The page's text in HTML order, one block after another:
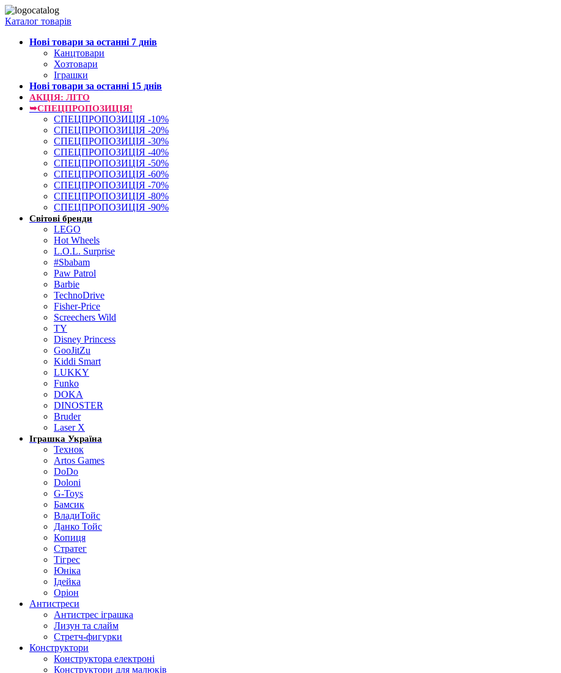
Каталог товарів
Нові товари за останнi 7 днiв
Канцтовари
Хозтовари
Іграшки
Нові товари за останнi 15 днiв
АКЦІЯ: ЛІТО
➥СПЕЦПРОПОЗИЦІЯ!
СПЕЦПРОПОЗИЦІЯ -10%
СПЕЦПРОПОЗИЦІЯ -20%
СПЕЦПРОПОЗИЦІЯ -30%
СПЕЦПРОПОЗИЦІЯ -40%
СПЕЦПРОПОЗИЦІЯ -50%
СПЕЦПРОПОЗИЦІЯ -60%
СПЕЦПРОПОЗИЦІЯ -70%
СПЕЦПРОПОЗИЦІЯ -80%
СПЕЦПРОПОЗИЦІЯ -90%
Світові бренди
LEGO
Hot Wheels
L.O.L. Surprise
#Sbabam
Paw Patrol
Barbie
TechnoDrive
Fisher-Price
Screechers Wild
TY
Disney Princess
GooJitZu
Kiddi Smart
LUKKY
Funko
DOKA
DINOSTER
Bruder
Laser X
Іграшка Україна
Технок
Artos Games
DoDo
Doloni
G-Toys
Бамсик
ВладиТойс
Данко Тойс
Копиця
Стратег
Тігрес
Юніка
Ідейка
Оріон
Антистреси
Антистрес іграшка
Лизун та слайм
Стретч-фигурки
Конструктори
Конструктора електроні
Конструктори для малюків